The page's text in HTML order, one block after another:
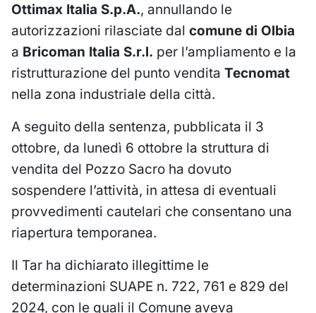
Ottimax Italia S.p.A., annullando le
autorizzazioni rilasciate dal comune di Olbia
a Bricoman Italia S.r.l. per l’ampliamento e la
ristrutturazione del punto vendita Tecnomat
nella zona industriale della città.
A seguito della sentenza, pubblicata il 3
ottobre, da lunedì 6 ottobre la struttura di
vendita del Pozzo Sacro ha dovuto
sospendere l’attività, in attesa di eventuali
provvedimenti cautelari che consentano una
riapertura temporanea.
Il Tar ha dichiarato illegittime le
determinazioni SUAPE n. 722, 761 e 829 del
2024, con le quali il Comune aveva